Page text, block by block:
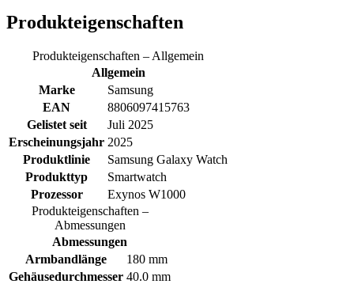
Produkteigenschaften
Produkteigenschaften – Allgemein
Allgemein
Marke
Samsung
EAN
8806097415763
Gelistet seit
Juli 2025
Erscheinungsjahr 2025
Produktlinie
Samsung Galaxy Watch
Produkttyp
Smartwatch
Prozessor
Exynos W1000
Produkteigenschaften –
Abmessungen
Abmessungen
Armbandlänge
180 mm
Gehäusedurchmesser 40.0 mm